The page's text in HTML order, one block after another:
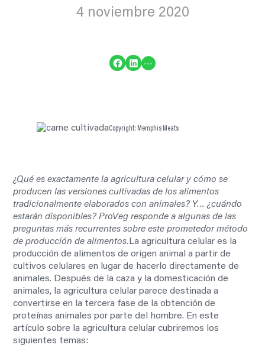
4 noviembre 2020
Compartir en Facebook Compartir en LinkedIn …
Copyright: Memphis Meats
¿Qué es exactamente la agricultura celular y cómo se
producen las versiones cultivadas de los alimentos
tradicionalmente elaborados con animales? Y… ¿cuándo
estarán disponibles? ProVeg responde a algunas de las
preguntas más recurrentes sobre este prometedor método
de producción de alimentos.La agricultura celular es la
producción de alimentos de origen animal a partir de
cultivos celulares en lugar de hacerlo directamente de
animales. Después de la caza y la domesticación de
animales, la agricultura celular parece destinada a
convertirse en la tercera fase de la obtención de
proteínas animales por parte del hombre. En este
artículo sobre la agricultura celular cubriremos los
siguientes temas: